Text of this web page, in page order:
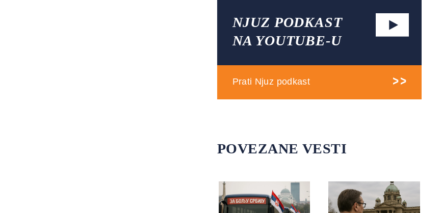
NJUZ PODKAST
NA YOUTUBE-U
Prati Njuz podkast
POVEZANE VESTI